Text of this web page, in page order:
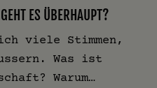
ES ÜBERHAUPT?
viele Stimmen,
Was ist
Warum…